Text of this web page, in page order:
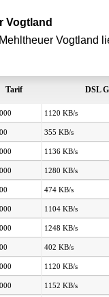
Vogtland
Vogtland
Tarif DSL
1120 KB/s
355 KB/s
1136 KB/s
1280 KB/s
474 KB/s
1104 KB/s
1248 KB/s
402 KB/s
1120 KB/s
1152 KB/s